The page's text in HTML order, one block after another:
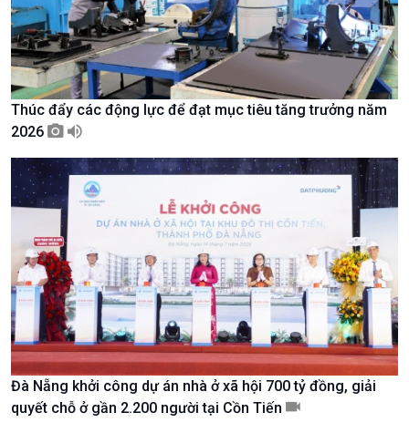
Tin Văn hoá & Du lịch
Chát với người nổi tiếng
Câu chuyện Thể thao
Ảnh
Video
Infographic
E-Magazine
Podcast
Góc nhìn VOV1
Thúc đẩy các động lực để đạt mục tiêu tăng trưởng năm
2026
Đà Nẵng khởi công dự án nhà ở xã hội 700 tỷ đồng, giải
quyết chỗ ở gần 2.200 người tại Cồn Tiến